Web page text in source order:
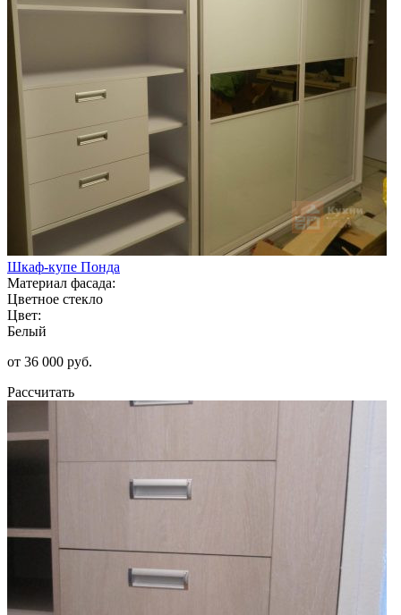
Шкаф-купе Понда
Материал фасада:
Цветное стекло
Цвет:
Белый
от 36 000 руб.
Рассчитать